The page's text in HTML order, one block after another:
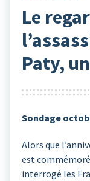
Le
Paty,
Sondage
Alors que
est
interrogé les